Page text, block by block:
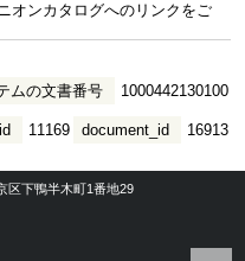
オンカタログへのリンクをご
ムの文書番号 1000442130100
document_id 16913
11169
区下鴨半木町1番地29